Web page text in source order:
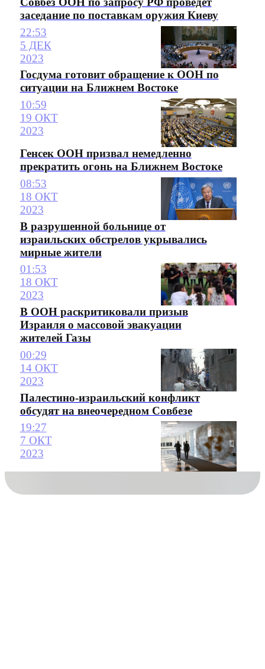
заседание по поставкам оружия Киеву
22:53
5 ДЕК
2023
Госдума готовит обращение к ООН по
ситуации на Ближнем Востоке
10:59
19 ОКТ
2023
Генсек ООН призвал немедленно
прекратить огонь на Ближнем Востоке
08:53
18 ОКТ
2023
В разрушенной больнице от
израильских обстрелов укрывались
мирные жители
01:53
18 ОКТ
2023
В ООН раскритиковали призыв
Израиля о массовой эвакуации
жителей Газы
00:29
14 ОКТ
2023
Палестино-израильский конфликт
обсудят на внеочередном Совбезе
19:27
7 ОКТ
2023